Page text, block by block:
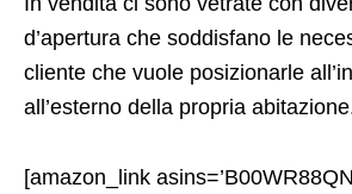
d’apertura che soddisfano le
cliente che vuole posizionarle
all’esterno della propria
[amazon_link